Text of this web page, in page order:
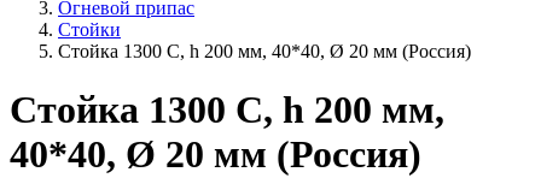
Огневой припас
Стойки
Стойка 1300 С, h 200 мм, 40*40, Ø 20 мм (Россия)
Стойка 1300 С, h 200 мм,
40*40, Ø 20 мм (Россия)